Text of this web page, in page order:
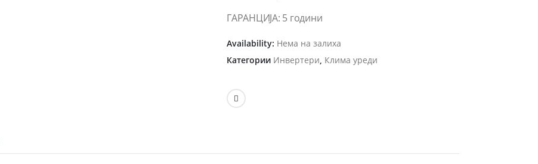
ГАРАНЦИЈА: 5 години
Availability: Нема на залиха
Категории Инвертери, Клима уреди